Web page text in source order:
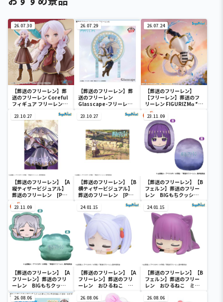
26.07.30
【葬送のフリーレン】葬
送のフリーレン Coreful
フィギュア フリーレン～
26.07.29
【葬送のフリーレン】葬
送のフリーレン
Glasscape-フリーレン
26.07.24
【葬送のフリーレン】
【フリーレン】葬送のフ
リーレン FIGURIZMα “フ
リーレン”～花舞～
23.10.27
【葬送のフリーレン】【A
縦ティザービジュアル】
葬送のフリーレン [PM]
アートクッションVol.1
23.10.27
【葬送のフリーレン】【B
横ティザービジュアル】
葬送のフリーレン [PM]
23.11.09
【葬送のフリーレン】【B
フェルン】葬送のフリー
レン BIGもちクッショ
23.11.09
【葬送のフリーレン】【A
フリーレン】葬送のフリ
ーレン BIGもちクッシ
ョン
24.01.15
【葬送のフリーレン】【A
フリーレン】葬送のフリ
ーレン おひるねこ ミ
ニフィギュア（EX）
24.01.15
【葬送のフリーレン】【B
フェルン】葬送のフリー
レン おひるねこ ミニ
26.08.06 26.08.06 26.08.06